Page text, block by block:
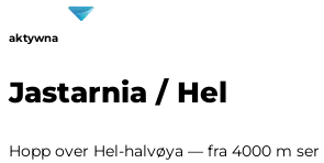
aktywna
Jastarnia / Hel
Hopp over Hel-halvøya — fra 4000 m ser